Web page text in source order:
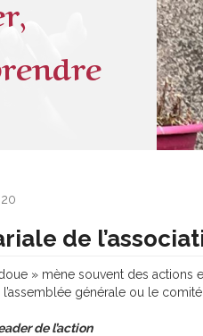
de
» mène souvent des
générale ou le
de l’action